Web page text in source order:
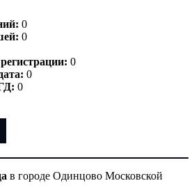
0
0
0
0
0
в городе Одинцово Московской